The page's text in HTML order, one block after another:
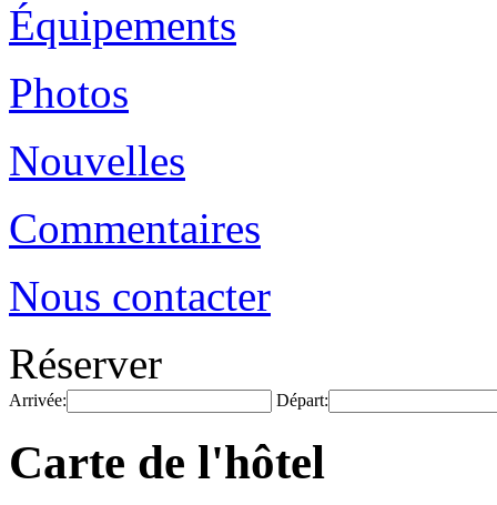
Équipements
Photos
Nouvelles
Commentaires
Nous contacter
Réserver
Arrivée: Départ:
Carte de l'hôtel